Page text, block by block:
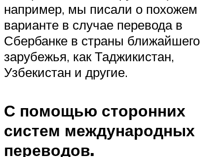
например, мы писали о похожем
варианте в случае перевода в
Сбербанке в страны ближайшего
зарубежья, как Таджикистан,
Узбекистан и другие.
С помощью сторонних
систем международных
переводов.